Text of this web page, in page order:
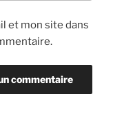
et mon site dans